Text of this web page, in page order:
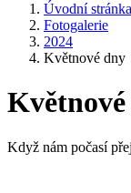
Úvodní stránka
Fotogalerie
2024
Květnové dny
Když nám počasí